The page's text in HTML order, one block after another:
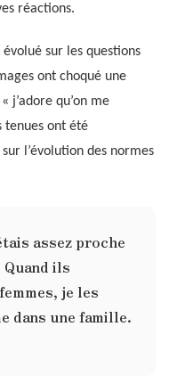
réactions.
sur les questions
ont choqué une
j’adore qu’on me
tenues ont été
l’évolution des normes
assez proche
ils
je les
dans une famille.